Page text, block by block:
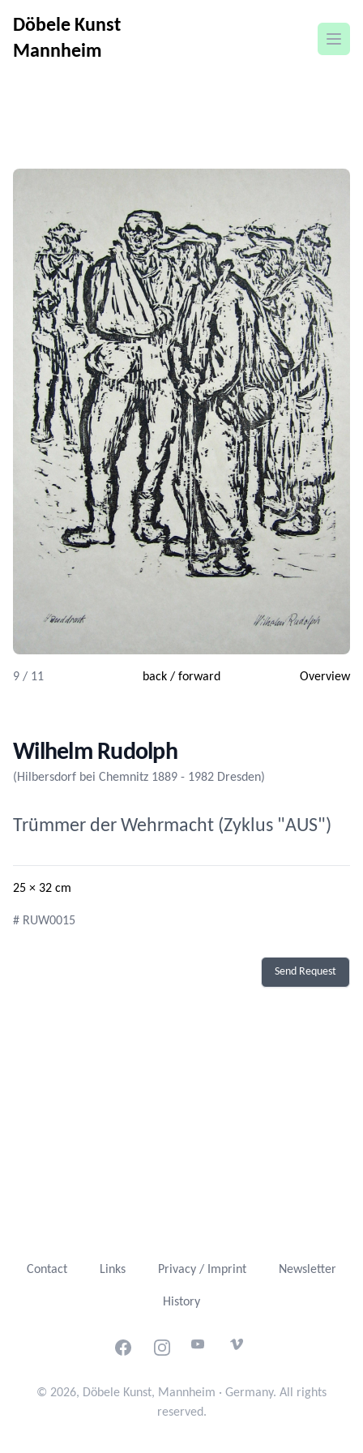
Döbele Kunst
Mannheim
open
9 / 11 back/ forward Overview
Wilhelm Rudolph
(Hilbersdorf bei Chemnitz 1889 - 1982 Dresden)
Trümmer der Wehrmacht (Zyklus "AUS")
25 × 32 cm
# RUW0015
Send Request
Contact Links Privacy / Imprint Newsletter
History
FacebookInstagramYoutubeVimeo
© 2026, Döbele Kunst, Mannheim · Germany. All rights
reserved.